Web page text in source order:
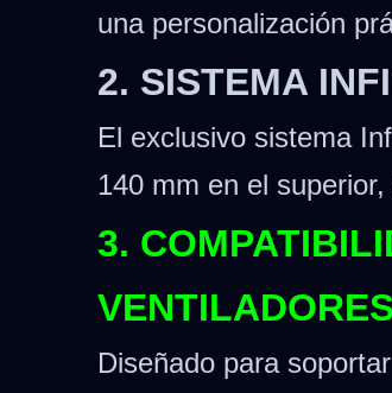
una personalización
2. SISTEMA
El exclusivo sistema
140 mm en el
3.
VENTILADORES
Diseñado para